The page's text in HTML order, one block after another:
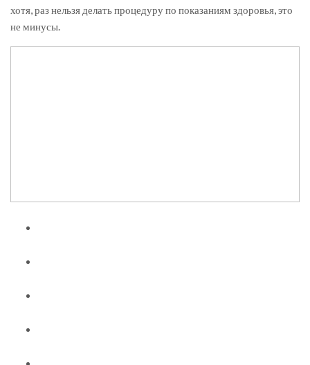
хотя, раз нельзя делать процедуру по показаниям здоровья, это
не минусы.